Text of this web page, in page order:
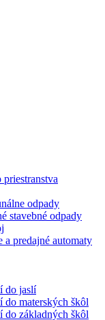
odpady
stavebné odpady
a predajné automaty
do jaslí
do materských škôl
do základných škôl